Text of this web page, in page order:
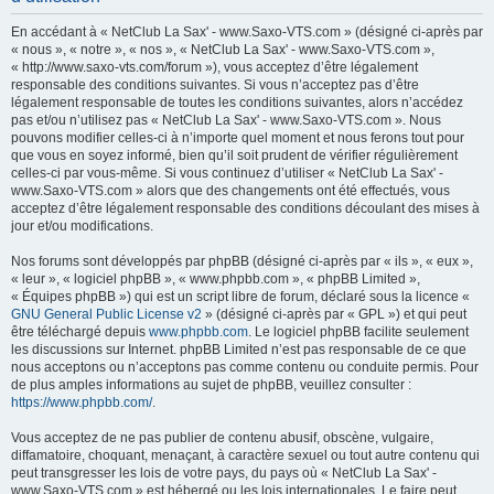
h
En accédant à « NetClub La Sax' - www.Saxo-VTS.com » (désigné ci-après par
« nous », « notre », « nos », « NetClub La Sax' - www.Saxo-VTS.com »,
« http://www.saxo-vts.com/forum »), vous acceptez d’être légalement
responsable des conditions suivantes. Si vous n’acceptez pas d’être
légalement responsable de toutes les conditions suivantes, alors n’accédez
pas et/ou n’utilisez pas « NetClub La Sax' - www.Saxo-VTS.com ». Nous
pouvons modifier celles-ci à n’importe quel moment et nous ferons tout pour
que vous en soyez informé, bien qu’il soit prudent de vérifier régulièrement
celles-ci par vous-même. Si vous continuez d’utiliser « NetClub La Sax' -
www.Saxo-VTS.com » alors que des changements ont été effectués, vous
acceptez d’être légalement responsable des conditions découlant des mises à
jour et/ou modifications.
Nos forums sont développés par phpBB (désigné ci-après par « ils », « eux »,
« leur », « logiciel phpBB », « www.phpbb.com », « phpBB Limited »,
« Équipes phpBB ») qui est un script libre de forum, déclaré sous la licence «
GNU General Public License v2 » (désigné ci-après par « GPL ») et qui peut
être téléchargé depuis www.phpbb.com. Le logiciel phpBB facilite seulement
les discussions sur Internet. phpBB Limited n’est pas responsable de ce que
nous acceptons ou n’acceptons pas comme contenu ou conduite permis. Pour
de plus amples informations au sujet de phpBB, veuillez consulter :
https://www.phpbb.com/.
Vous acceptez de ne pas publier de contenu abusif, obscène, vulgaire,
diffamatoire, choquant, menaçant, à caractère sexuel ou tout autre contenu qui
peut transgresser les lois de votre pays, du pays où « NetClub La Sax' -
www.Saxo-VTS.com » est hébergé ou les lois internationales. Le faire peut